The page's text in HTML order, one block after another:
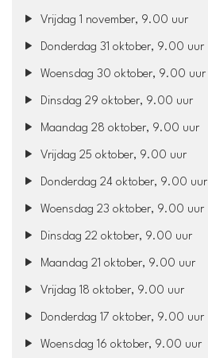
Vrijdag 1 november, 9.00 uur
Donderdag 31 oktober, 9.00 uur
Woensdag 30 oktober, 9.00 uur
Dinsdag 29 oktober, 9.00 uur
Maandag 28 oktober, 9.00 uur
Vrijdag 25 oktober, 9.00 uur
Donderdag 24 oktober, 9.00 uur
Woensdag 23 oktober, 9.00 uur
Dinsdag 22 oktober, 9.00 uur
Maandag 21 oktober, 9.00 uur
Vrijdag 18 oktober, 9.00 uur
Donderdag 17 oktober, 9.00 uur
Woensdag 16 oktober, 9.00 uur